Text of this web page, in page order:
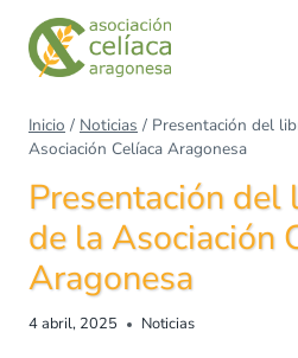
Inicio / Noticias / Presentación del
Asociación Celíaca Aragonesa
Presentación
de la Asociación
Aragonesa
4 abril, 2025 Noticias